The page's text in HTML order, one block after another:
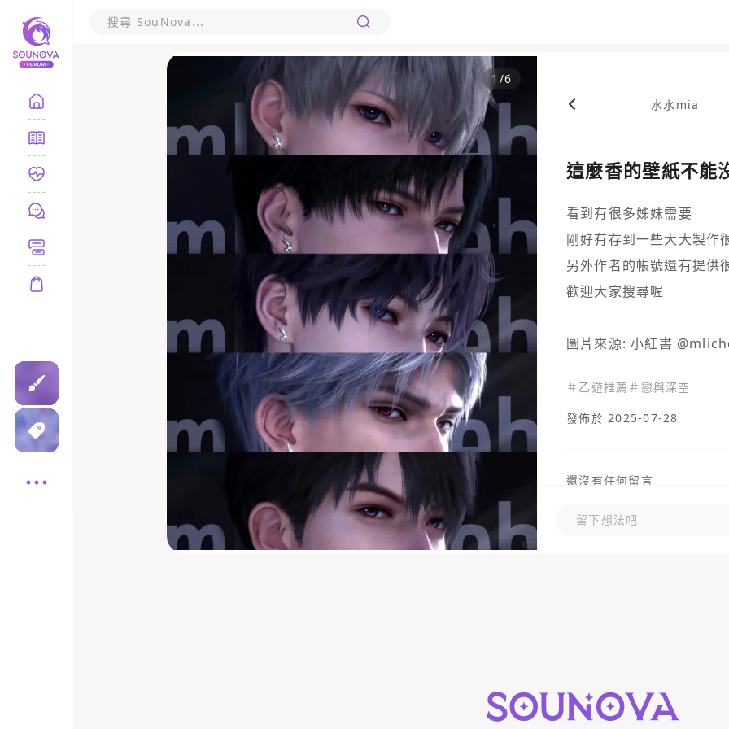
1 /6
水水mia
這麼香的壁紙不能
看到有很多姊妹需要
剛好有存到一些大大製作
另外作者的帳號還有提供
歡迎大家搜尋喔
＃ 乙遊推薦 ＃ 戀與深空
發佈於 2025-07-28
還沒有任何留言
留下想法吧